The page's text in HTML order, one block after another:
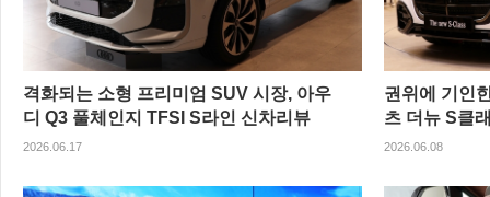
격화되는 소형 프리미엄 SUV 시장, 아우
디 Q3 풀체인지 TFSI S라인 신차리뷰
2026.06.17
권위에 기인
츠 더뉴 S클
리뷰
2026.06.08